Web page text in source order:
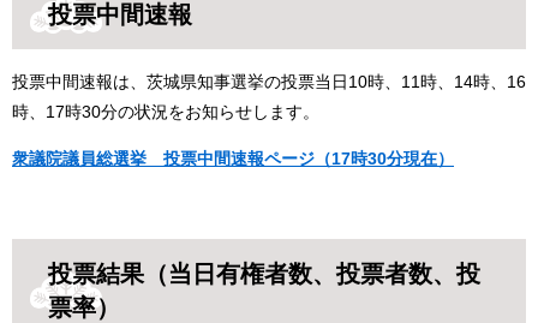
投票中間速報
投票中間速報は、茨城県知事選挙の投票当日10時、11時、14時、16
時、17時30分の状況をお知らせします。
衆議院議員総選挙​ 投票中間速報ページ（17時30分現在）
投票結果（当日有権者数、投票者数、投
票率）